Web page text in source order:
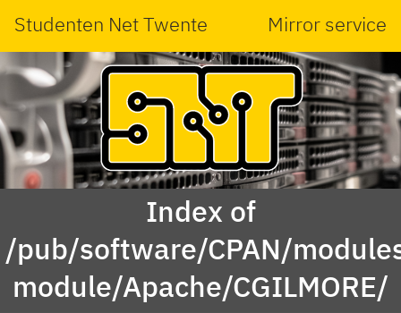
Studenten Net Twente Mirror service
Index of
/pub/software/CPAN/
module/Apache/CGILMORE/